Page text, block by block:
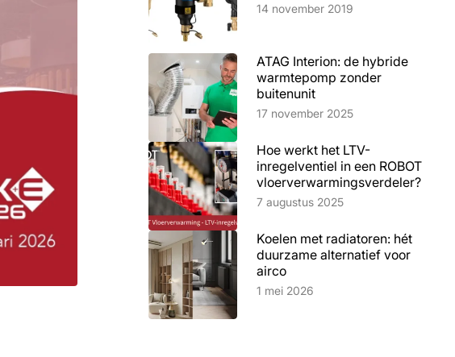
14 november 2019
ATAG Interion: de hybride
warmtepomp zonder
buitenunit
Lees artikel
17 november 2025
Hoe werkt het LTV-
inregelventiel in een ROBOT
vloerverwarmingsverdeler?
Lees artikel
7 augustus 2025
Koelen met radiatoren: hét
duurzame alternatief voor
aircoLees artikel
1 mei 2026